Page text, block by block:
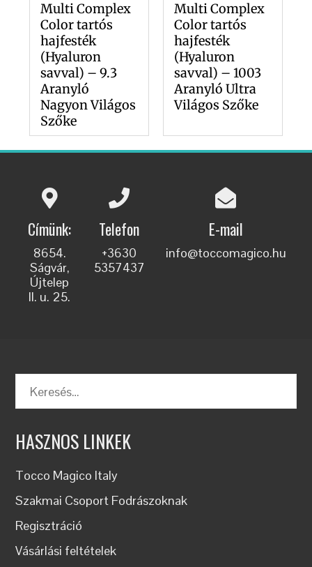
Multi Complex
Color tartós
hajfesték
(Hyaluron
savval) – 9.3
Aranyló
Nagyon Világos
Szőke
Multi Complex
Color tartós
hajfesték
(Hyaluron
savval) – 1003
Aranyló Ultra
Világos Szőke
Címünk:
8654.
Ságvár,
Újtelep
II. u. 25.
Telefon
+3630
5357437
E-mail
info@toccomagico.hu
HASZNOS LINKEK
Tocco Magico Italy
Szakmai Csoport Fodrászoknak
Regisztráció
Vásárlási feltételek